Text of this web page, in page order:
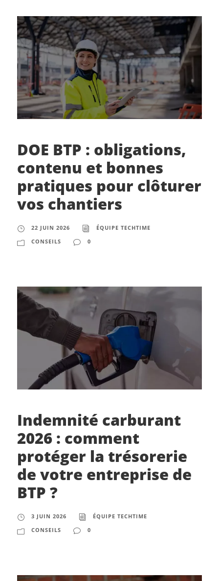
DOE BTP : obligations,
contenu et bonnes
pratiques pour clôturer
vos chantiers
22 JUIN 2026
ÉQUIPE TECHTIME
CONSEILS
0
Indemnité carburant
2026 : comment
protéger la trésorerie
de votre entreprise de
BTP ?
3 JUIN 2026
ÉQUIPE TECHTIME
CONSEILS
0